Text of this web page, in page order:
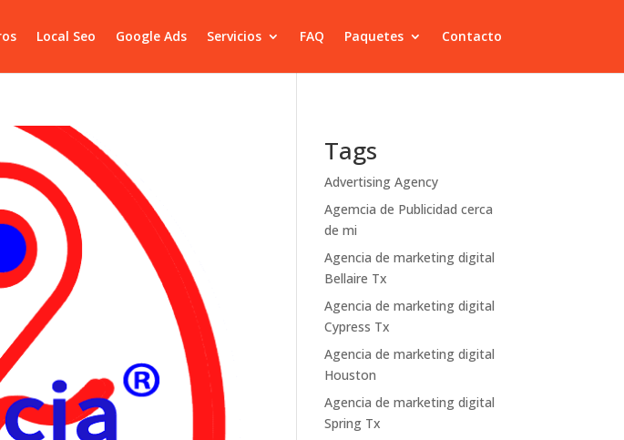
Local Seo Google Ads Servicios FAQ Paquetes Contacto
Tags
Advertising Agency
Agemcia de Publicidad cerca
de mi
Agencia de marketing digital
Bellaire Tx
Agencia de marketing digital
Cypress Tx
Agencia de marketing digital
Houston
Agencia de marketing digital
Spring Tx